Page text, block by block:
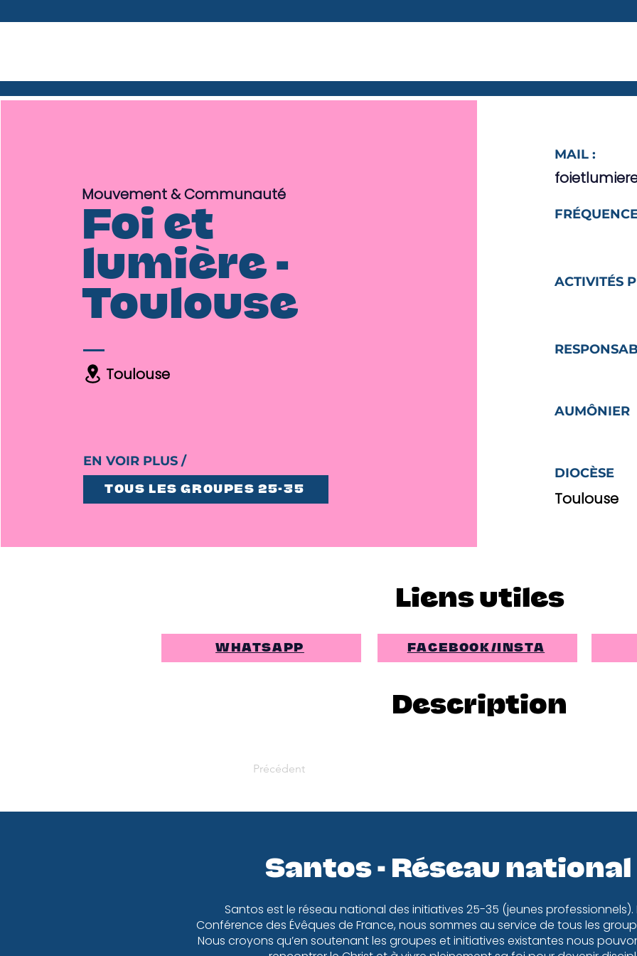
Mouvement & Communauté
Foi et
lumière -
Toulouse
Toulouse
EN VOIR PLUS /
TOUS LES GROUPES 25-35
MAIL :
ACTIVITÉS
AUMÔNIER
DIOCÈSE
Toulouse
Liens utiles
WHATSAPP FACEBOOK/INSTA
Description
Précédent
Santos - Réseau
Santos est le réseau national des initiatives 25-35 (jeunes
Conférence des Évêques de France, nous sommes au service de tous les
Nous croyons qu’en soutenant les groupes et initiatives existantes nous